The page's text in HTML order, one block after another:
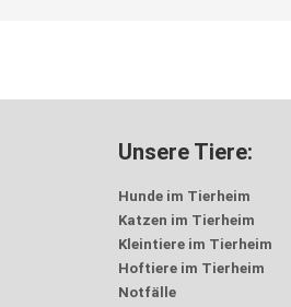
Unsere Tiere:
Hunde im Tierheim
Katzen im Tierheim
Kleintiere im Tierheim
Hoftiere im Tierheim
Notfälle